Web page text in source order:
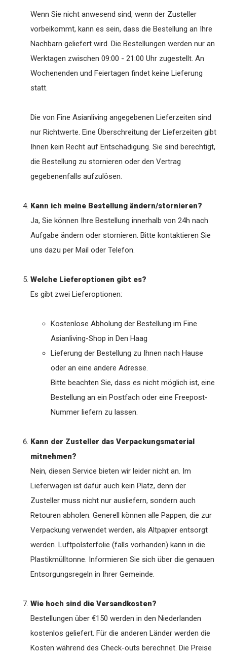
Wenn Sie nicht anwesend sind, wenn der Zusteller
vorbeikommt, kann es sein, dass die Bestellung an Ihre
Nachbarn geliefert wird. Die Bestellungen werden nur an
Werktagen zwischen 09:00 - 21:00 Uhr zugestellt. An
Wochenenden und Feiertagen findet keine Lieferung
statt.
Die von Fine Asianliving angegebenen Lieferzeiten sind
nur Richtwerte. Eine Überschreitung der Lieferzeiten gibt
Ihnen kein Recht auf Entschädigung. Sie sind berechtigt,
die Bestellung zu stornieren oder den Vertrag
gegebenenfalls aufzulösen.
Kann ich meine Bestellung ändern/stornieren?
Ja, Sie können Ihre Bestellung innerhalb von 24h nach
Aufgabe ändern oder stornieren. Bitte kontaktieren Sie
uns dazu per Mail oder Telefon.
Welche Lieferoptionen gibt es?
Es gibt zwei Lieferoptionen:
Kostenlose Abholung der Bestellung im Fine
Asianliving-Shop in Den Haag
Lieferung der Bestellung zu Ihnen nach Hause
oder an eine andere Adresse.
Bitte beachten Sie, dass es nicht möglich ist, eine
Bestellung an ein Postfach oder eine Freepost-
Nummer liefern zu lassen.
Kann der Zusteller das Verpackungsmaterial
mitnehmen?
Nein, diesen Service bieten wir leider nicht an. Im
Lieferwagen ist dafür auch kein Platz, denn der
Zusteller muss nicht nur ausliefern, sondern auch
Retouren abholen. Generell können alle Pappen, die zur
Verpackung verwendet werden, als Altpapier entsorgt
werden. Luftpolsterfolie (falls vorhanden) kann in die
Plastikmülltonne. Informieren Sie sich über die genauen
Entsorgungsregeln in Ihrer Gemeinde.
Wie hoch sind die Versandkosten?
Bestellungen über €150 werden in den Niederlanden
kostenlos geliefert. Für die anderen Länder werden die
Kosten während des Check-outs berechnet. Die Preise